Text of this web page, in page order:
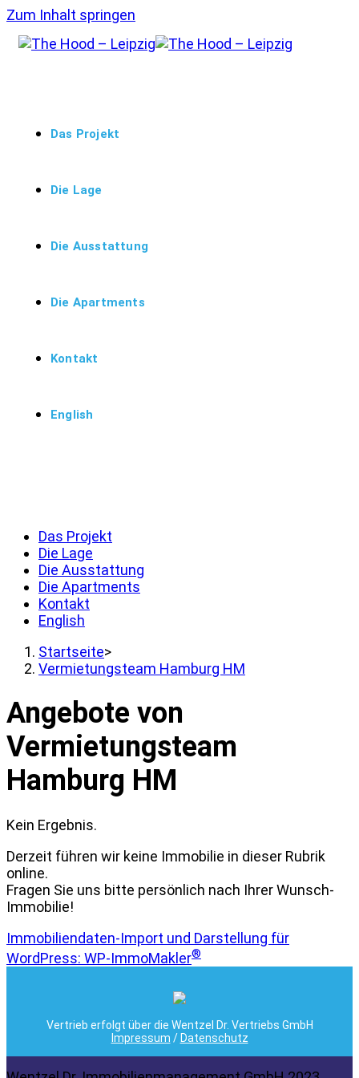
Zum Inhalt springen
Das Projekt
Die Lage
Die Ausstattung
Die Apartments
Kontakt
English
Das Projekt
Die Lage
Die Ausstattung
Die Apartments
Kontakt
English
Startseite>
Vermietungsteam Hamburg HM
Angebote von
Vermietungsteam
Hamburg HM
Kein Ergebnis.
Derzeit führen wir keine Immobilie in dieser Rubrik
online.
Fragen Sie uns bitte persönlich nach Ihrer Wunsch-
Immobilie!
Immobiliendaten-Import und Darstellung für
WordPress: WP-ImmoMakler®
Vertrieb erfolgt über die Wentzel Dr. Vertriebs GmbH
Impressum / Datenschutz